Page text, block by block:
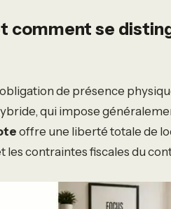
comment se
de présence
qui impose
offre une liberté totale de
les contraintes fiscales du